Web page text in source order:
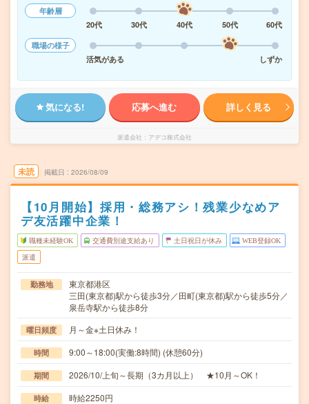
年齢層
20代
30代 40代 50代
60代
職場の様子
活気がある
しずか
気になる! 応募へ進む 詳しく見る
派遣会社 アデコ株式会社
未読 掲載日 2026/08/09
【10月開始】採用・総務アシ！残業少なめア
デ友活躍中企業！
職種未経験OK 交通費別途支給あり 土日祝日が休み WEB登録OK
派遣
勤務地
東京都港区
三田(東京都)駅から徒歩3分／田町(東京都)駅から徒歩5分／
泉岳寺駅から徒歩8分
曜日頻度 月～金※土日休み！
時間 9:00～18:00(実働:8時間) (休憩60分)
期間 2026/10/上旬～長期（3カ月以上） ★10月～OK！
時給 時給2250円